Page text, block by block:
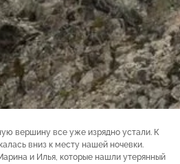
вершину все уже изрядно устали. К
вниз к месту нашей ночевки.
и Илья, которые нашли утерянный